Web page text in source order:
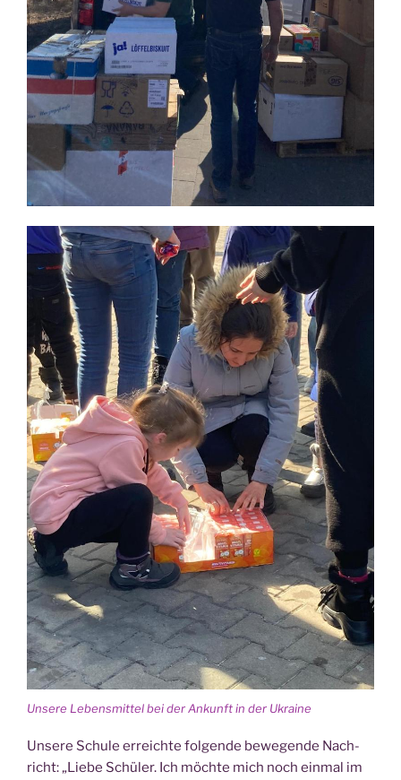
Unse­re Lebens­mit­tel bei der Ankunft in der Ukraine
Unse­re Schu­le erreich­te fol­gen­de bewe­gen­de Nach­
richt: „Lie­be Schü­ler. Ich möch­te mich noch ein­mal im